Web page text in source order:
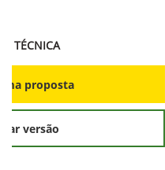
TÉCNICA
proposta
versão